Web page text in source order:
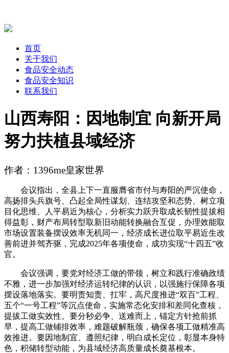
首页
关于我们
食品安全动态
食品安全知识
联系我们
山西寿阳：因地制宜 向新开局
努力扶植县域经济
作者：1396me皇家世界
会议指出，全县上下一直服膺省市付与寿阳的严沉使命，
高扬排头兵旗号、凸起全局性谋划、连结攻坚和态势、树立项
目化思维、人平易近为核心，分析实力跃升取成长韧性提拔相
得益彰，财产布局转型取新旧动能转换融合互促，办理效能取
市场设置装备摆设效率无机同一，经济成长进位取平易近生改
善前进并驾齐驱，完成2025年各项使命，成功实现“十四五”收
官。
会议强调，要党对经济工做的带领，树立和践行准确政绩
不雅，进一步加强对经济运转纪律的认识，以强施行保障各项
摆设落地落实。要明责知责、扛牢，高尺度推进“双百”工程、
五个“一号工程”等沉点使命，实施常态化安排和差同化查核，
提拔工做实效性。要分秒必争、送难而上，锚定方针抢前抓
早，提高工做铺排效率，难题破解瓶颈，确保各项工做精准高
效推进。要因地制宜、遵照纪律，明白成长定位，彰显本身特
色，积储转型动能，为县域经济高质量成长奠基根本。